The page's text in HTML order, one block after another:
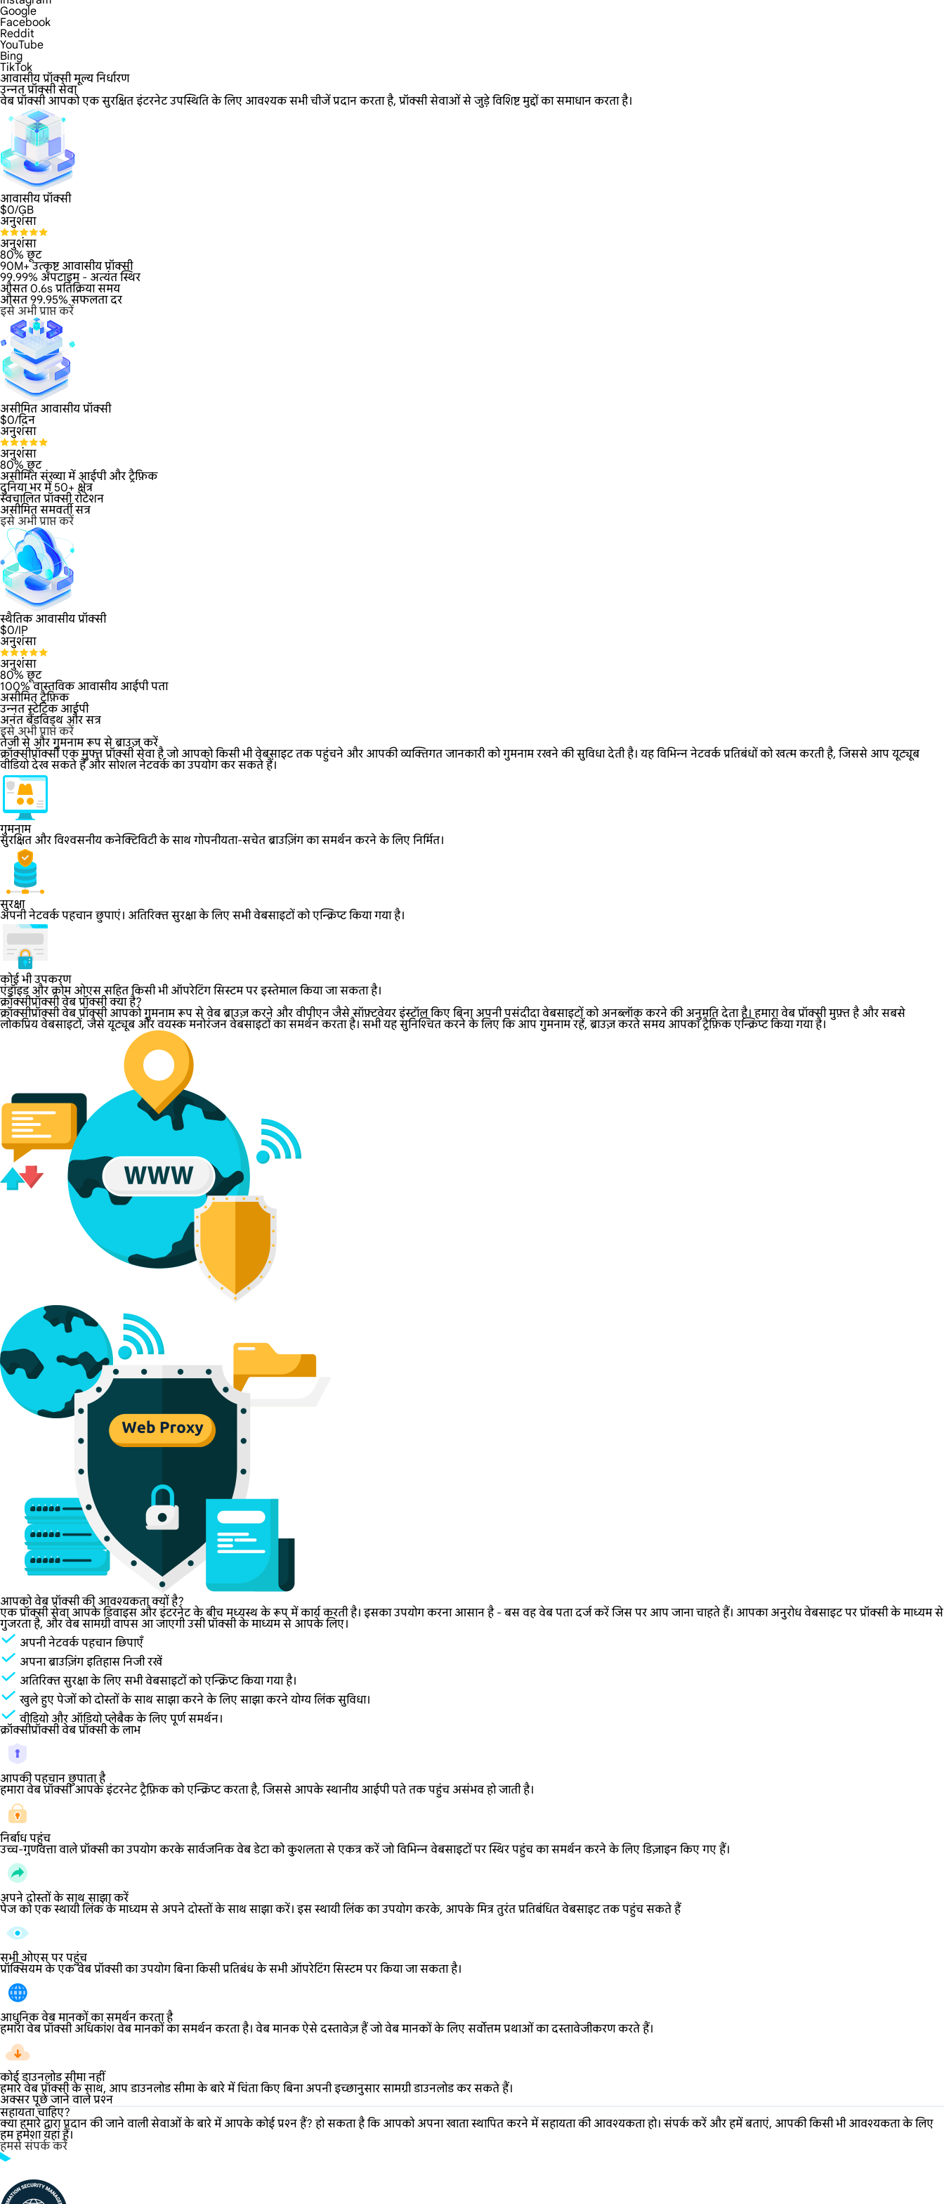
Google
Facebook
Reddit
YouTube
Bing
TikTok
आवासीय प्रॉक्सी मूल्य निर्धारण
उन्नत प्रॉक्सी सेवा
वेब प्रॉक्सी आपको एक सुरक्षित इंटरनेट उपस्थिति के लिए आवश्यक सभी चीजें प्रदान करता है, प्रॉक्सी सेवाओं से जुड़े विशिष्ट मुद्दों का समाधान करता है।
आवासीय प्रॉक्सी
$0/GB
अनुशंसा
अनुशंसा
80% छूट
90M+ उत्कृष्ट आवासीय प्रॉक्सी
99.99% अपटाइम - अत्यंत स्थिर
औसत 0.6s प्रतिक्रिया समय
औसत 99.95% सफलता दर
इसे अभी प्राप्त करें
असीमित आवासीय प्रॉक्सी
$0/दिन
अनुशंसा
अनुशंसा
80% छूट
असीमित संख्या में आईपी और ट्रैफ़िक
दुनिया भर में 50+ क्षेत्र
स्वचालित प्रॉक्सी रोटेशन
असीमित समवर्ती सत्र
इसे अभी प्राप्त करें
स्थैतिक आवासीय प्रॉक्सी
$0/IP
अनुशंसा
अनुशंसा
80% छूट
100% वास्तविक आवासीय आईपी पता
असीमित ट्रैफ़िक
उन्नत स्टेटिक आईपी
अनंत बैंडविड्थ और सत्र
इसे अभी प्राप्त करें
तेजी से और गुमनाम रूप से ब्राउज़ करें
क्रॉक्सीप्रॉक्सी एक मुफ्त प्रॉक्सी सेवा है जो आपको किसी भी वेबसाइट तक पहुंचने और आपकी व्यक्तिगत जानकारी को गुमनाम रखने की सुविधा देती है। यह विभिन्न नेटवर्क प्रतिबंधों को खत्म करती है, जिससे आप यूट्यूब
वीडियो देख सकते हैं और सोशल नेटवर्क का उपयोग कर सकते हैं।
गुमनाम
सुरक्षित और विश्वसनीय कनेक्टिविटी के साथ गोपनीयता-सचेत ब्राउज़िंग का समर्थन करने के लिए निर्मित।
सुरक्षा
अपनी नेटवर्क पहचान छुपाएं। अतिरिक्त सुरक्षा के लिए सभी वेबसाइटों को एन्क्रिप्ट किया गया है।
कोई भी उपकरण
एंड्रॉइड और क्रोम ओएस सहित किसी भी ऑपरेटिंग सिस्टम पर इस्तेमाल किया जा सकता है।
क्रॉक्सीप्रॉक्सी वेब प्रॉक्सी क्या है?
क्रॉक्सीप्रॉक्सी वेब प्रॉक्सी आपको गुमनाम रूप से वेब ब्राउज़ करने और वीपीएन जैसे सॉफ़्टवेयर इंस्टॉल किए बिना अपनी पसंदीदा वेबसाइटों को अनब्लॉक करने की अनुमति देता है। हमारा वेब प्रॉक्सी मुफ़्त है और सबसे
लोकप्रिय वेबसाइटों, जैसे यूट्यूब और वयस्क मनोरंजन वेबसाइटों का समर्थन करता है। सभी यह सुनिश्चित करने के लिए कि आप गुमनाम रहें, ब्राउज़ करते समय आपका ट्रैफ़िक एन्क्रिप्ट किया गया है।
आपको वेब प्रॉक्सी की आवश्यकता क्यों है?
एक प्रॉक्सी सेवा आपके डिवाइस और इंटरनेट के बीच मध्यस्थ के रूप में कार्य करती है। इसका उपयोग करना आसान है - बस वह वेब पता दर्ज करें जिस पर आप जाना चाहते हैं। आपका अनुरोध वेबसाइट पर प्रॉक्सी के माध्यम से
गुजरता है, और वेब सामग्री वापस आ जाएगी उसी प्रॉक्सी के माध्यम से आपके लिए।
अपनी नेटवर्क पहचान छिपाएँ
अपना ब्राउज़िंग इतिहास निजी रखें
अतिरिक्त सुरक्षा के लिए सभी वेबसाइटों को एन्क्रिप्ट किया गया है।
खुले हुए पेजों को दोस्तों के साथ साझा करने के लिए साझा करने योग्य लिंक सुविधा।
वीडियो और ऑडियो प्लेबैक के लिए पूर्ण समर्थन।
क्रॉक्सीप्रॉक्सी वेब प्रॉक्सी के लाभ
आपकी पहचान छुपाता है
हमारा वेब प्रॉक्सी आपके इंटरनेट ट्रैफ़िक को एन्क्रिप्ट करता है, जिससे आपके स्थानीय आईपी पते तक पहुंच असंभव हो जाती है।
निर्बाध पहुंच
उच्च-गुणवत्ता वाले प्रॉक्सी का उपयोग करके सार्वजनिक वेब डेटा को कुशलता से एकत्र करें जो विभिन्न वेबसाइटों पर स्थिर पहुंच का समर्थन करने के लिए डिज़ाइन किए गए हैं।
अपने दोस्तों के साथ साझा करें
पेज को एक स्थायी लिंक के माध्यम से अपने दोस्तों के साथ साझा करें। इस स्थायी लिंक का उपयोग करके, आपके मित्र तुरंत प्रतिबंधित वेबसाइट तक पहुंच सकते हैं
सभी ओएस पर पहुंच
प्रॉक्सियम के एक वेब प्रॉक्सी का उपयोग बिना किसी प्रतिबंध के सभी ऑपरेटिंग सिस्टम पर किया जा सकता है।
आधुनिक वेब मानकों का समर्थन करता है
हमारा वेब प्रॉक्सी अधिकांश वेब मानकों का समर्थन करता है। वेब मानक ऐसे दस्तावेज़ हैं जो वेब मानकों के लिए सर्वोत्तम प्रथाओं का दस्तावेजीकरण करते हैं।
कोई डाउनलोड सीमा नहीं
हमारे वेब प्रॉक्सी के साथ, आप डाउनलोड सीमा के बारे में चिंता किए बिना अपनी इच्छानुसार सामग्री डाउनलोड कर सकते हैं।
अक्सर पूछे जाने वाले प्रश्न
सहायता चाहिए?
क्या हमारे द्वारा प्रदान की जाने वाली सेवाओं के बारे में आपके कोई प्रश्न हैं? हो सकता है कि आपको अपना खाता स्थापित करने में सहायता की आवश्यकता हो। संपर्क करें और हमें बताएं, आपकी किसी भी आवश्यकता के लिए
हम हमेशा यहां हैं।
हमसे संपर्क करें